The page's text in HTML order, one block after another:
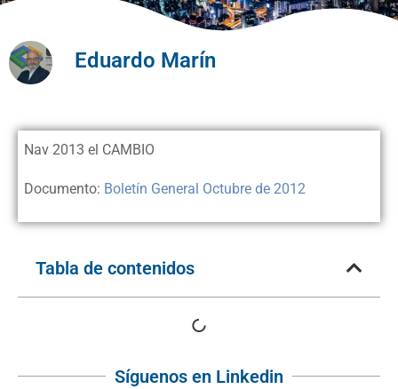
Eduardo Marín
Nav 2013 el CAMBIO
Documento: Boletín General Octubre de 2012
Tabla de contenidos
Síguenos en Linkedin